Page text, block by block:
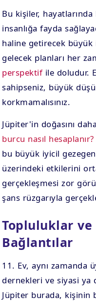
Bu kişiler,
insanlığa fayda
haline getirecek büyük
gelecek planları her
perspektifile doludur.
sahipseniz, büyük
korkmamalısınız.
Jüpiter'in doğasını
burcu nasıl hesaplanır?
bu büyük iyicil
üzerindeki etkilerini
gerçekleşmesi zor
şans rüzgarıyla
Topluluklar
Bağlantılar
11. Ev, aynı zamanda
dernekleri ve siyasi ya
Jüpiter burada, kişinin